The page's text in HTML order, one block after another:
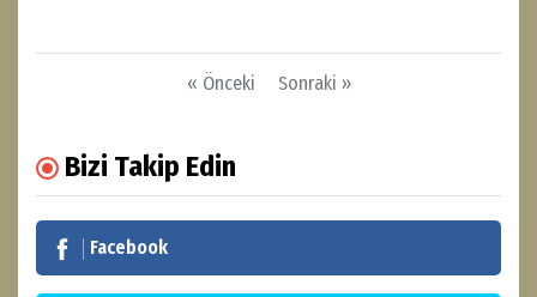
« Önceki Sonraki »
Bizi Takip Edin
Facebook